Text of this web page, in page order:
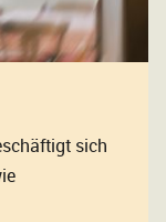
sich